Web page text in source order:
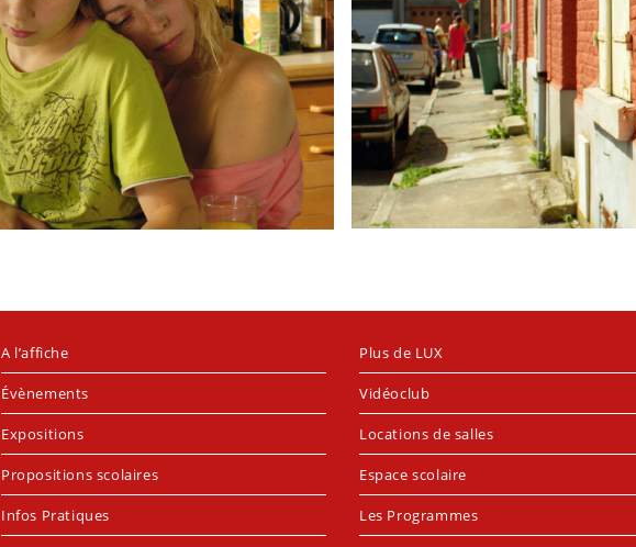
A l’affiche
Évènements
Expositions
Propositions scolaires
Infos Pratiques
Plus de LUX
Vidéoclub
Locations de salles
Espace scolaire
Les Programmes